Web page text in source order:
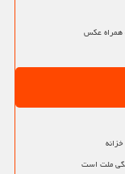
همراه عکس
ملت است